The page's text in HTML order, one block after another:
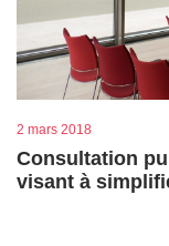
2 mars 2018
Consultation
visant à